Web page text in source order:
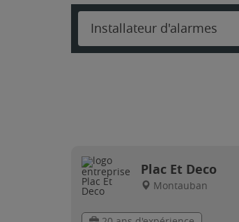
Installateur d'alarmes
Plac Et Deco
Montauban